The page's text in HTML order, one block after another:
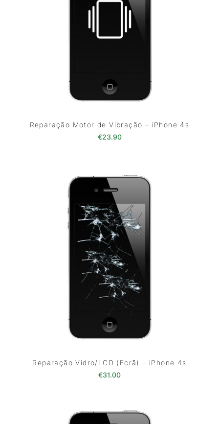
Reparação Motor de Vibração – iPhone 4s
€23.90
Reparação Vidro/LCD (Ecrã) – iPhone 4s
€31.00